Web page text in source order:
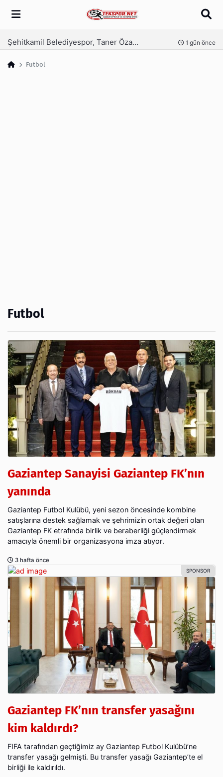
Arama
Şehitkamil Belediyespor, Taner Özaykut ile devam dedi 1 gün önce
Futbol
Futbol
Gaziantep Sanayisi Gaziantep FK’nın
yanında
Gaziantep Futbol Kulübü, yeni sezon öncesinde kombine
satışlarına destek sağlamak ve şehrimizin ortak değeri olan
Gaziantep FK etrafında birlik ve beraberliği güçlendirmek
amacıyla önemli bir organizasyona imza atıyor.
3 hafta önce
Gaziantep FK’nın transfer yasağını
kim kaldırdı?
FIFA tarafından geçtiğimiz ay Gaziantep Futbol Kulübü’ne
transfer yasağı gelmişti. Bu transfer yasağı Gaziantep’te el
birliği ile kaldırıldı.